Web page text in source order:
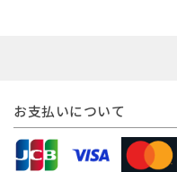
お支払いについて